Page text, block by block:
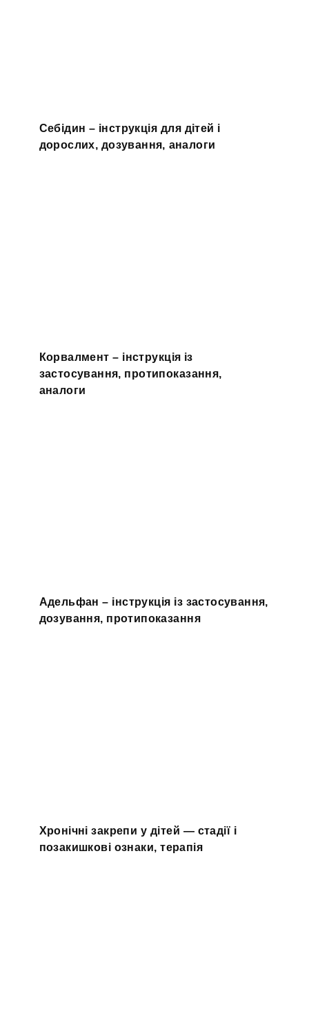
Себідин – інструкція для дітей і
дорослих, дозування, аналоги
Корвалмент – інструкція із
застосування, протипоказання,
аналоги
Адельфан – інструкція із застосування,
дозування, протипоказання
Хронічні закрепи у дітей — стадії і
позакишкові ознаки, терапія